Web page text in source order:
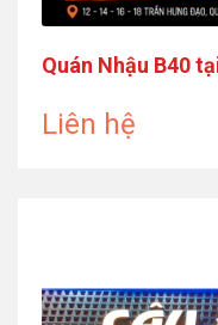
Quán Nhậu B40
Liên hệ